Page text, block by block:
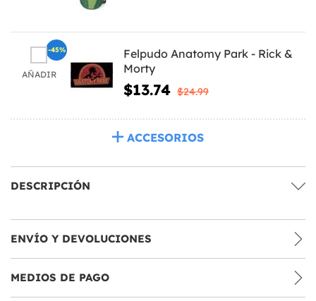
AÑADIR
Felpudo Anatomy Park - Rick &
Morty
$13.74 $24.99
-45%
ACCESORIOS
DESCRIPCIÓN
ENVÍO Y DEVOLUCIONES
MEDIOS DE PAGO